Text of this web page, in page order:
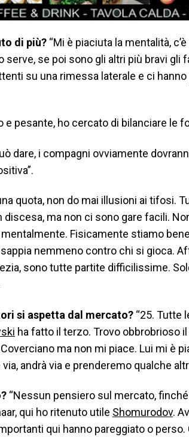
di più? “Mi è piaciuta la mentalità,
serve, se poi sono gli altri più bravi gli
su una rimessa laterale e ci hanno
e pesante, ho cercato di bilanciare le
dare, i compagni ovviamente
quota, non do mai illusioni ai tifosi.
ma non ci sono gare facili.
Fisicamente stiamo
nemmeno contro chi si gioca.
sono tutte partite difficilissime.
si aspetta dal mercato? “25. Tutte
ha fatto il terzo. Trovo obbrobrioso
ma non mi piace. Lui mi è
andrà via e prenderemo qualche
“Nessun pensiero sul mercato,
qui ho ritenuto utile Shomurodov.
qui hanno pareggiato o